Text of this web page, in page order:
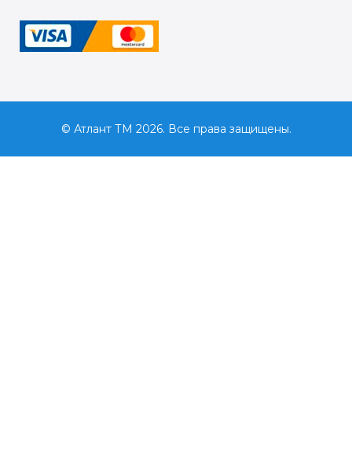
© Атлант ТМ 2026. Все права защищены.